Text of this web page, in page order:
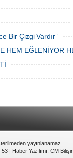
Bir Çizgi Vardır”
HEM EĞLENİYOR
yayınlanamaz.
53 | Haber Yazılımı: CM